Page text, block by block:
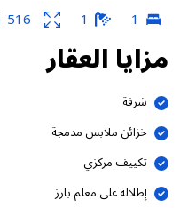
1
1
516
مزايا العقار
شرفة
خزائن ملابس مدمجة
تكييف مركزي
إطلالة على معلم بارز